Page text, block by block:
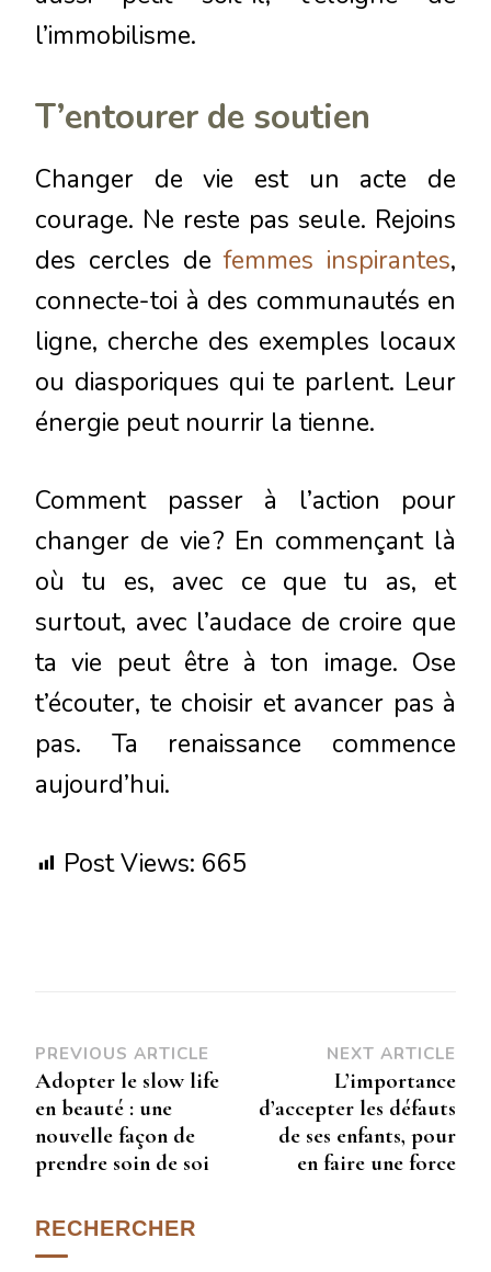
l’immobilisme.
T’entourer de soutien
Changer de vie est un acte de
courage. Ne reste pas seule. Rejoins
des cercles defemmes inspirantes,
connecte-toi à des communautés en
ligne, cherche des exemples locaux
ou diasporiques qui te parlent. Leur
énergie peut nourrir la tienne.
Comment passer à l’action pour
changer de vie ? En commençant là
où tu es, avec ce que tu as, et
surtout, avec l’audace de croire que
ta vie peut être à ton image. Ose
t’écouter, te choisir et avancer pas à
pas. Ta renaissance commence
aujourd’hui.
Post Views: 665
PREVIOUS ARTICLE
Adopter le slow life
en beauté : une
nouvelle façon de
prendre soin de soi
NEXT ARTICLE
L’importance
d’accepter les défauts
de ses enfants, pour
en faire une force
RECHERCHER